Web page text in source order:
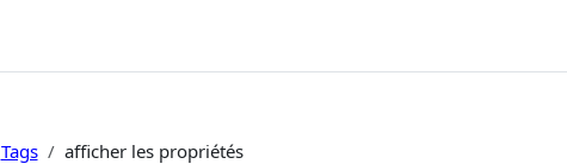
Tags afficher les propriétés